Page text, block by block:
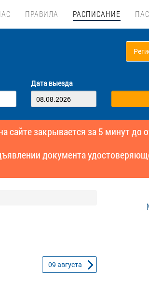
ПРАВИЛА РАСПИСАНИЕ
Дата выезда
сайте закрывается за 5 минут до
документа
09 августа